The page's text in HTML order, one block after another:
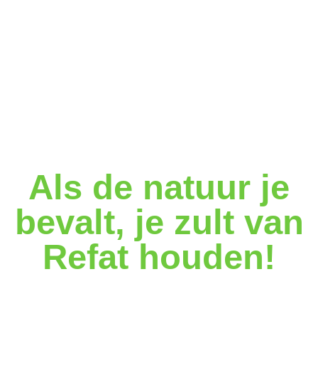
Als de natuur je
bevalt, je zult van
Refat houden!